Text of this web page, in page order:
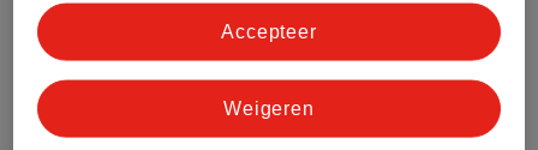
16. 23.
Weigeren
Accepteer